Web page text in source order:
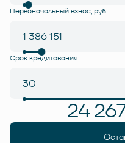
Первоначальный взнос, руб.
Срок кредитования
24